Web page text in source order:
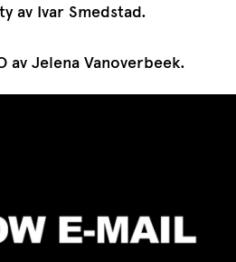
av Ivar Smedstad.
av Jelena Vanoverbeek.